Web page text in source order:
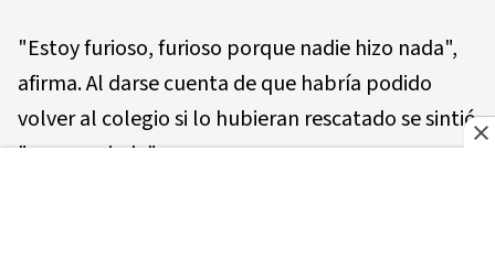
"Estoy furioso, furioso porque nadie hizo nada",
afirma. Al darse cuenta de que habría podido
volver al colegio si lo hubieran rescatado se sintió
"muy enojado".